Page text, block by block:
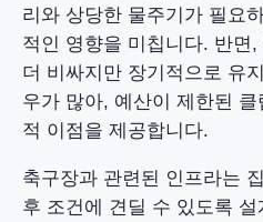
리와 상당한 물주기가 필요
적인 영향을 미칩니다. 반면
더 비싸지만 장기적으로 유
우가 많아, 예산이 제한된
적 이점을 제공합니다.
축구장과 관련된 인프라는
후 조건에 견딜 수 있도록